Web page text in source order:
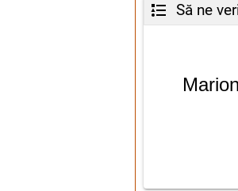
Să ne